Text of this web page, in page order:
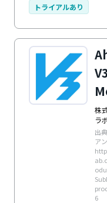
トライアルあり
V3
株
ラ
出
ア
6